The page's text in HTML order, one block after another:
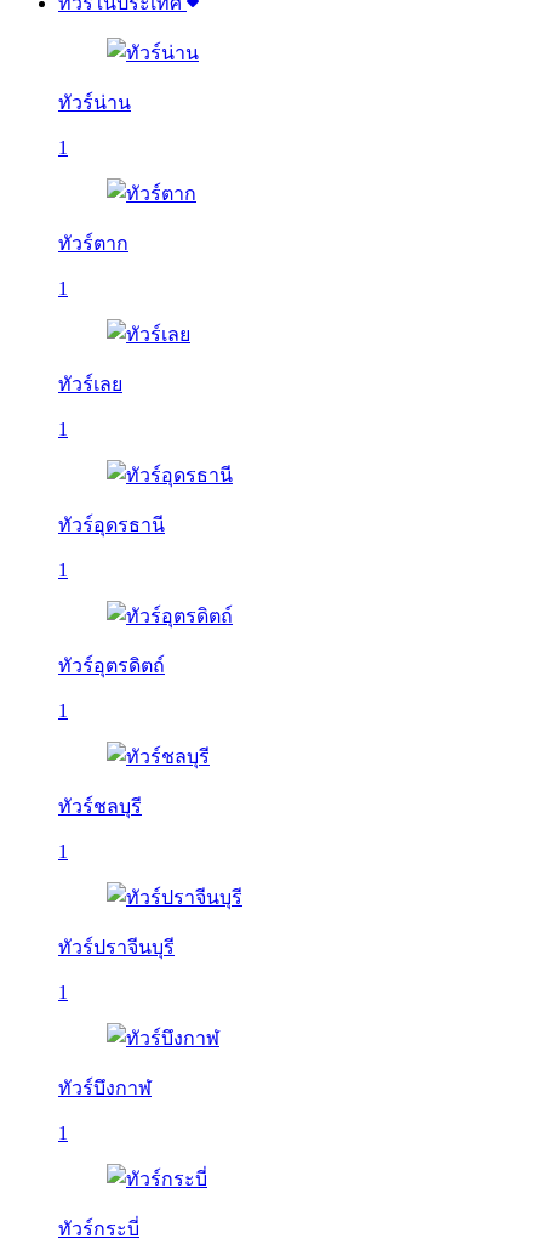
ทัวร์น่าน
1
ทัวร์ตาก
1
ทัวร์เลย
1
ทัวร์อุดรธานี
1
ทัวร์อุตรดิตถ์
1
ทัวร์ชลบุรี
1
ทัวร์ปราจีนบุรี
1
ทัวร์บึงกาฬ
1
ทัวร์กระบี่